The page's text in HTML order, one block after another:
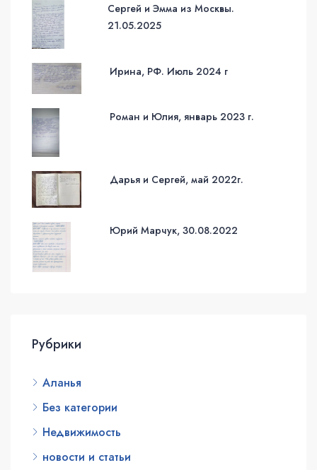
Сергей и Эмма из Москвы.
21.05.2025
Ирина, РФ. Июль 2024 г
Роман и Юлия, январь 2023 г.
Дарья и Сергей, май 2022г.
Юрий Марчук, 30.08.2022
Рубрики
Аланья
Без категории
Недвижимость
новости и статьи